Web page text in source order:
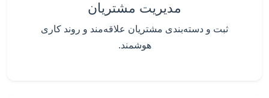
مدیریت مشتریان
ثبت و دسته‌بندی مشتریان علاقه‌مند و روند کاری
هوشمند.